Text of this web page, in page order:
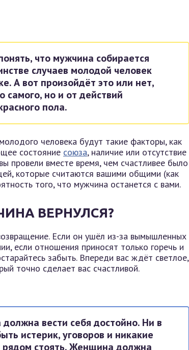
что мужчина собирается
случаев молодой человек
А вот произойдёт это или нет,
самого, но и от действий
пола.
человека будут такие факторы, как
состояние союза, наличие или отсутствие
провели вместе время, чем счастливее было
которые считаются вашими общими (как
того, что мужчина останется с вами.
ВЕРНУЛСЯ?
Если он ушёл из-за вымышленных
если отношения приносят только горечь и
забыть. Впереди вас ждёт светлое,
точно сделает вас счастливой.
вести себя достойно. Ни в
истерик, уговоров и никакие
стоять. Женщина должна